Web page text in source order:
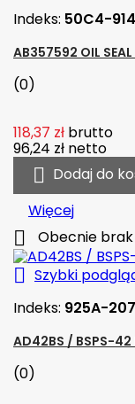
Indeks: 50C4-
AB357592 OIL SEAL
(0)
118,37 zł brutto
96,24 zł netto
 Dodaj do
Więcej
 Obecnie
 Szybki
Indeks: 925A-
AD42BS / BSPS-42
(0)